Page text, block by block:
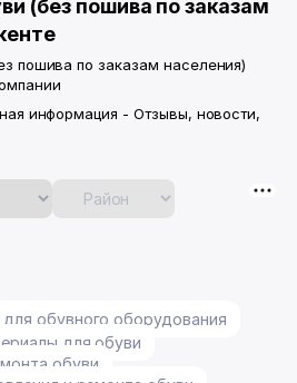
(без пошива по заказам
пошива по заказам населения)
информация - Отзывы, новости,
обувного оборудования
для обуви
обуви